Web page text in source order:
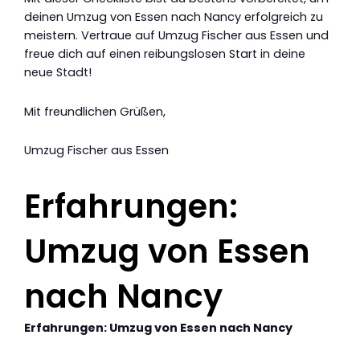
deinen Umzug von Essen nach Nancy erfolgreich zu
meistern. Vertraue auf Umzug Fischer aus Essen und
freue dich auf einen reibungslosen Start in deine
neue Stadt!
Mit freundlichen Grüßen,
Umzug Fischer aus Essen
Erfahrungen:
Umzug von Essen
nach Nancy
Erfahrungen: Umzug von Essen nach Nancy